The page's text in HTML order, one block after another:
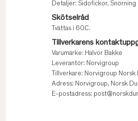
Detaljer: Sidofickor, Snörning
Skötselråd
Tvättas i 60C.
Tillverkarens
Varumärke: Halvor Bakke
Leverantör: Norvigroup
Tillverkare: Norvigroup Norsk
Adress: Norvigroup, Norsk
E-postadress: